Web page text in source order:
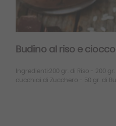
Budino al riso e
Ingredienti:200 gr. di Riso - 200
cucchiai di Zucchero - 50 gr. di